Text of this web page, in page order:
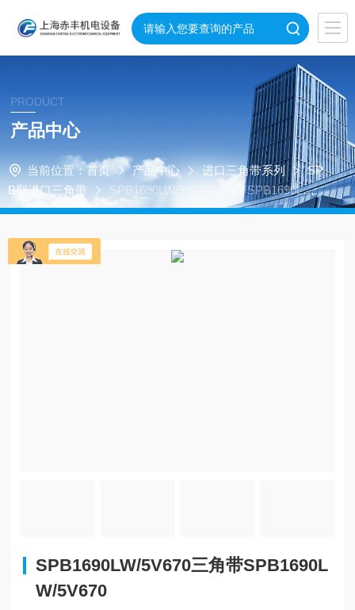
PRODUCT
产品中心
当前位置： 首页 产品中心 进口三角带系列
SP
B型进口三角带
SPB1690LW/5V670三角带SPB1690LW/5
V670
SPB1690LW/5V670三角带SPB1690L
W/5V670